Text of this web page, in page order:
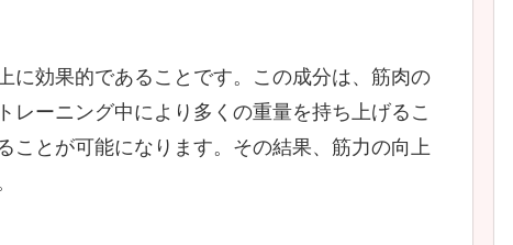
に効果的であることです。この成分は、筋肉の
レーニング中により多くの重量を持ち上げるこ
ことが可能になります。その結果、筋力の向上